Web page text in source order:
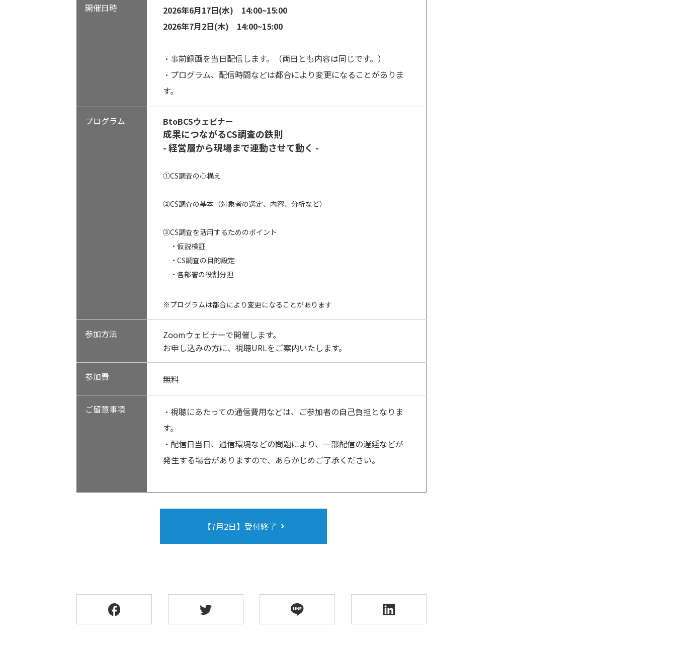
開催日時
2026年6月17日(水) 14:00~15:00
2026年7月2日(木) 14:00~15:00
・事前録画を当日配信します。（両日とも内容は同じです。）
・プログラム、配信時間などは都合により変更になることがありま
す。
プログラム BtoBCSウェビナー
成果につながるCS調査の鉄則
- 経営層から現場まで連動させて動く -
①CS調査の心構え
②CS調査の基本（対象者の選定、内容、分析など）
③CS調査を活用するためのポイント
・仮説検証
・CS調査の目的設定
・各部署の役割分担
※プログラムは都合により変更になることがあります
参加方法
Zoomウェビナーで開催します。
お申し込みの方に、視聴URLをご案内いたします。
参加費 無料
ご留意事項
・視聴にあたっての通信費用などは、ご参加者の自己負担となりま
す。
・配信日当日、通信環境などの問題により、一部配信の遅延などが
発生する場合がありますので、あらかじめご了承ください。
【7月2日】受付終了